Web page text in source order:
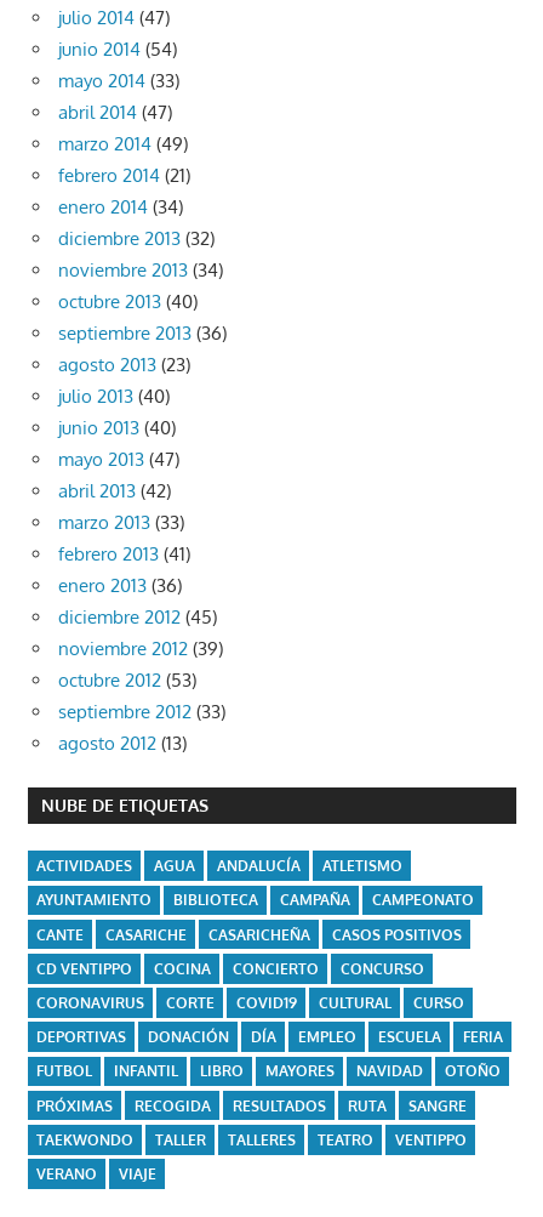
julio 2014 (47)
junio 2014 (54)
mayo 2014 (33)
abril 2014 (47)
marzo 2014 (49)
febrero 2014 (21)
enero 2014 (34)
diciembre 2013 (32)
noviembre 2013 (34)
octubre 2013 (40)
septiembre 2013 (36)
agosto 2013 (23)
julio 2013 (40)
junio 2013 (40)
mayo 2013 (47)
abril 2013 (42)
marzo 2013 (33)
febrero 2013 (41)
enero 2013 (36)
diciembre 2012 (45)
noviembre 2012 (39)
octubre 2012 (53)
septiembre 2012 (33)
agosto 2012 (13)
NUBE DE ETIQUETAS
ACTIVIDADES AGUA ANDALUCÍA
ATLETISMO
AYUNTAMIENTO
BIBLIOTECA CAMPAÑA
CAMPEONATO
CANTE
CASARICHE CASARICHEÑA
CASOS POSITIVOS
CD VENTIPPO
COCINA CONCIERTO
CONCURSO
CORONAVIRUS
CORTE COVID19 CULTURAL
CURSO
DEPORTIVAS
DONACIÓN DÍA EMPLEO ESCUELA
FERIA
FUTBOL
INFANTIL LIBRO MAYORES NAVIDAD
OTOÑO
PRÓXIMAS
RECOGIDA RESULTADOS RUTA
SANGRE
TAEKWONDO
TALLER TALLERES TEATRO
VENTIPPO
VERANO
VIAJE